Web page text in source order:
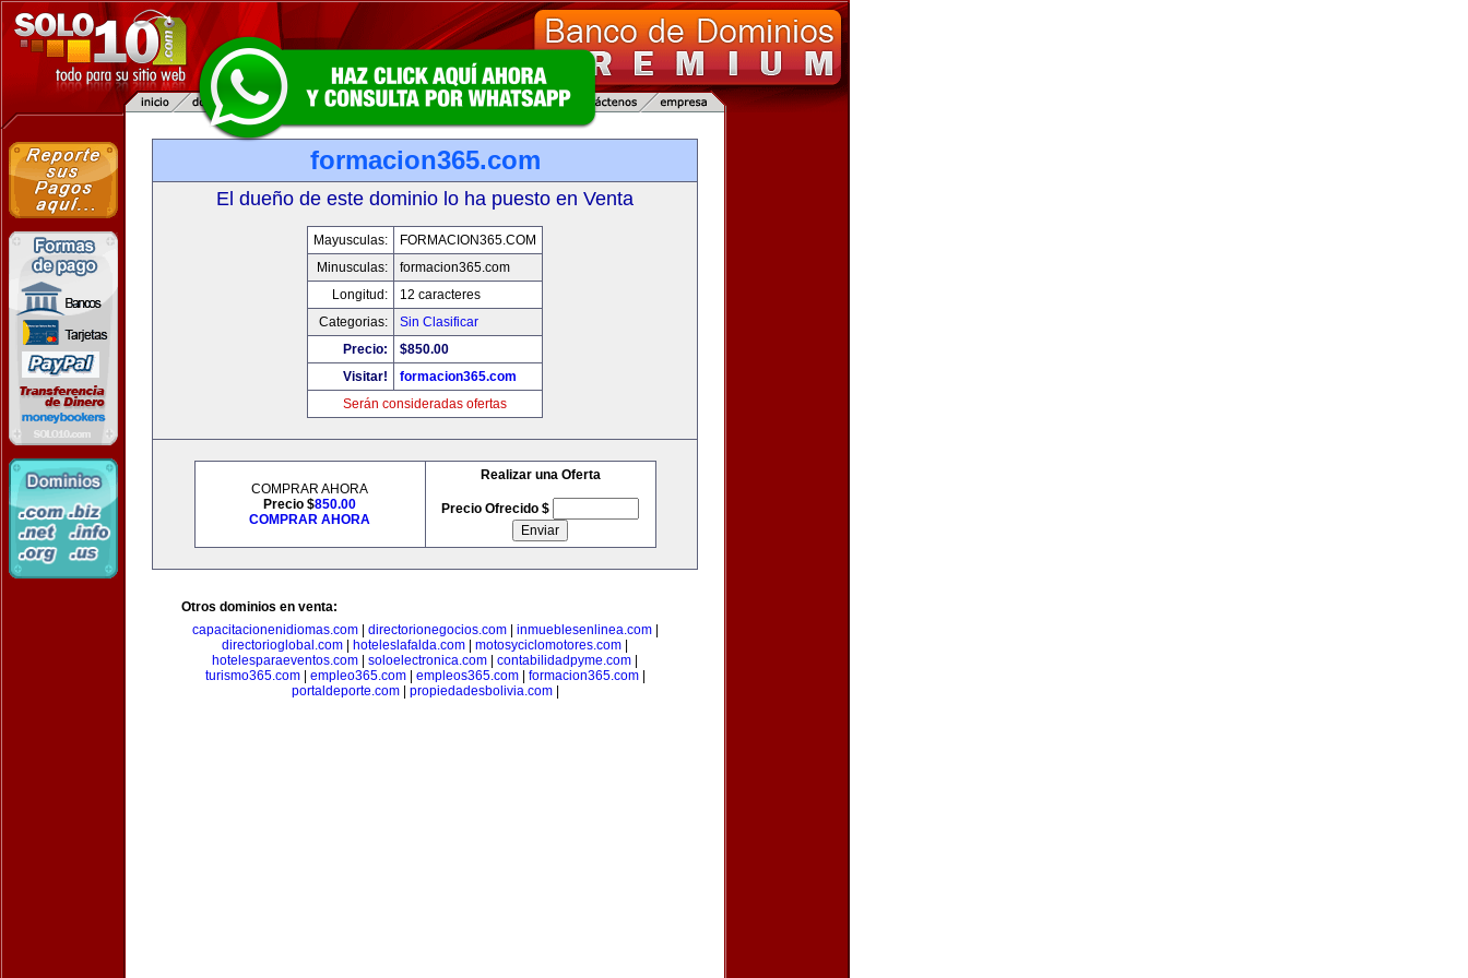
formacion365.com
El dueño de este dominio lo ha puesto en Venta
Mayusculas:
FORMACION365.COM
Minusculas:
formacion365.com
Longitud:
12 caracteres
Categorias:
Sin Clasificar
Precio:
$850.00
Visitar!
formacion365.com
Serán consideradas ofertas
COMPRAR AHORA
Precio $850.00
COMPRAR AHORA
Realizar una Oferta
Precio Ofrecido $
Otros dominios en venta:
capacitacionenidiomas.com| directorionegocios.com| inmueblesenlinea.com|
directorioglobal.com
hoteleslafalda.com motosyciclomotores.com
hotelesparaeventos.com
soloelectronica.com contabilidadpyme.com
turismo365.com| empleo365.com| empleos365.com| formacion365.com|
portaldeporte.com| propiedadesbolivia.com|